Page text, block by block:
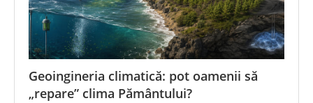
Geoingineria climatică: pot oamenii să
„repare” clima Pământului?